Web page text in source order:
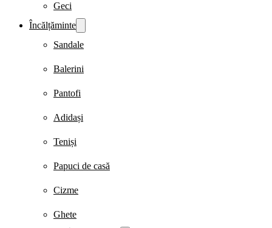
Geci
Încălțăminte
Sandale
Balerini
Pantofi
Adidași
Teniși
Papuci de casă
Cizme
Ghete